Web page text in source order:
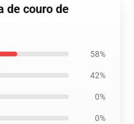
de couro de
58%
42%
0%
0%